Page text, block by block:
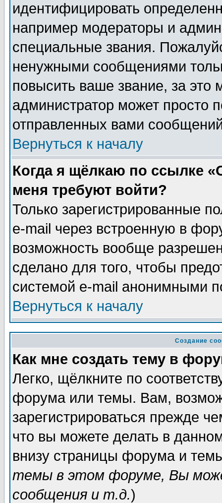
идентифицировать
например модераторы и
специальные звания.
ненужными сообщениями
повысить ваше звание, за это
администратор может просто
отправленных вами
Вернуться к началу
Когда я щёлкаю по ссылке
меня требуют войти?
Только зарегистрированные
e-mail через встроенную в
возможность вообще
сделано для того, чтобы
системой e-mail анонимными
Вернуться к началу
Создание
Как мне создать тему в
Легко, щёлкните по
форума или темы. Вам,
зарегистрироваться прежде
что вы можете делать в
внизу страницы форума и
темы в этом форуме, Вы
сообщения и т.д.)